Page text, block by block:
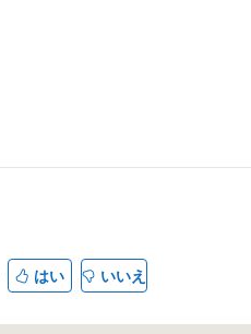
はい いいえ